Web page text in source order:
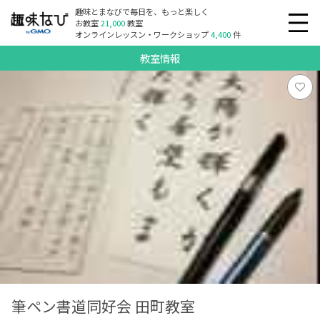
趣味とまなびで毎日を、もっと楽しく
お教室21,000教室
オンラインレッスン・ワークショップ4,400件
教室情報
筆ペン書道同好会 田町教室